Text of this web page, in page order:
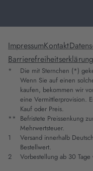
ImpressumKontakt
*
Die mit Sternchen (*)
Wenn Sie auf einen
kaufen, bekommen wir
eine Vermittlerprovision.
Kauf oder Preis.
** Befristete Preissenkung
Mehrwertsteuer.
1
Versand innerhalb
Bestellwert.
2
Vorbestellung ab 30